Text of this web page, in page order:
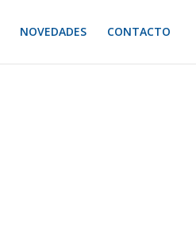
NOVEDADES CONTACTO